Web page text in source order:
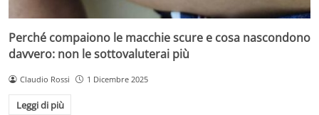
Perché compaiono le macchie scure e cosa nascondono
davvero: non le sottovaluterai più
Claudio Rossi 1 Dicembre 2025
Leggi di più